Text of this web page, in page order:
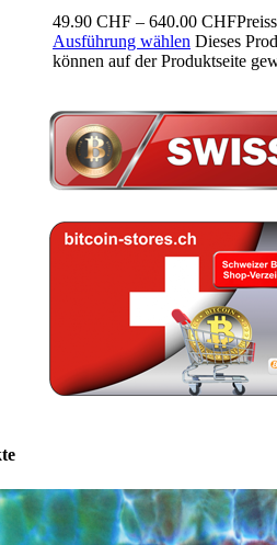
49.90 CHF – 640.00 CHF
Ausführung wählen Dieses
können auf der Produktseite